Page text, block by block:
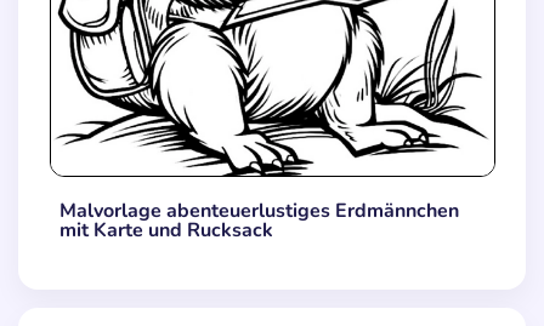
Malvorlage abenteuerlustiges Erdmännchen
mit Karte und Rucksack